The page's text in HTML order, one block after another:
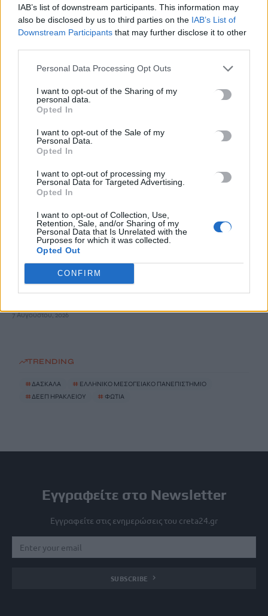
IAB’s list of downstream participants. This information may
also be disclosed by us to third parties on the IAB’s List of
Downstream Participants that may further disclose it to other
Personal Data Processing Opt Outs
I want to opt-out of the Sharing of my
personal data.
Opted In
I want to opt-out of the Sale of my
Personal Data.
Opted In
I want to opt-out of processing my
Personal Data for Targeted Advertising.
Opted In
I want to opt-out of Collection, Use,
Retention, Sale, and/or Sharing of my
Personal Data that Is Unrelated with the
Purposes for which it was collected.
Opted Out
CONFIRM
κακοποίηση δύο ανήλικων μαθητών της
7 Αυγούστου, 2026
τα Πρακτικά του Διεπιστημονικού Συνεδρίου «Ρένα
7 Αυγούστου, 2026
ΔΕΕΠ (ΝΟΔΕ) Ηρακλείου: Με έργα η κυβέρνηση Μητσοτάκη
οδηγεί την Κρήτη στο μέλλον
7 Αυγούστου, 2026
Ρέθυμνο: Φωτιά σε διαμέρισμα – Απεγκλωβίστηκε ένα άτομο
Εκδήλωση για την 82η Επέτειο της Μεγάλης Κύκλωσης της
Εμπάρου και τιμή στη Μνήμη των ηρώων
7 Αυγούστου, 2026
7 Αυγούστου, 2026
TRENDING
#ΔΑΣΚΑΛΑ # ΕΛΛΗΝΙΚΟ ΜΕΣΟΓΕΙΑΚΟ ΠΑΝΕΠΙΣΤΗΜΙΟ
#ΔΕΕΠ ΗΡΑΚΛΕΙΟΥ # ΦΩΤΙΑ
Εγγραφείτε στο Newsletter
Εγγραφείτε στις ενημερώσεις του creta24.gr
SUBSCRIBE